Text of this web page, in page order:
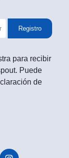
Registro
para recibir
Puede
de